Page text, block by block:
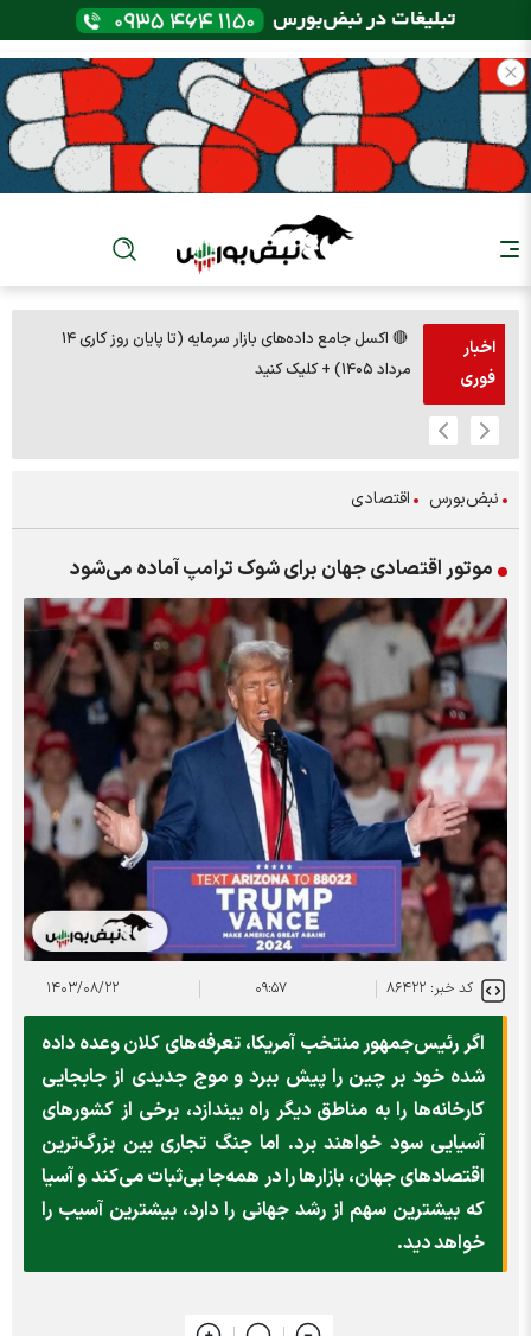
اخبار
فوری
🔴 اکسل جامع داده‌های بازار سرمایه (تا پایان روز کاری ۱۴
مرداد ۱۴۰۵) + کلیک کنید
نبض‌بورس اقتصادی
موتور اقتصادی جهان برای شوک ترامپ آماده می‌شود
کد خبر: ۸۶۴۲۲ ۰۹:۵۷ ۱۴۰۳/۰۸/۲۲
اگر رئیس‌جمهور منتخب آمریکا، تعرفه‌های کلان وعده داده
شده خود بر چین را پیش ببرد و موج جدیدی از جابجایی
کارخانه‌ها را به مناطق دیگر راه بیندازد، برخی از کشورهای
آسیایی سود خواهند برد. اما جنگ تجاری بین بزرگ‌ترین
اقتصادهای جهان، بازارها را در همه‌جا بی‌ثبات می‌کند و آسیا
که بیشترین سهم از رشد جهانی را دارد، بیشترین آسیب را
خواهد دید.